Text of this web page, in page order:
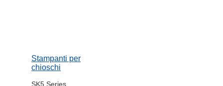
Stampanti per
chioschi
SK5 Series